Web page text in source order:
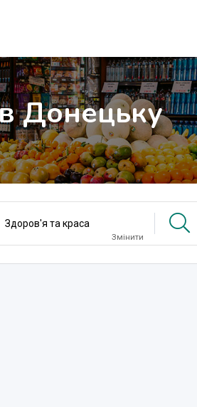
Донецьку
Здоров'я та краса
Змінити